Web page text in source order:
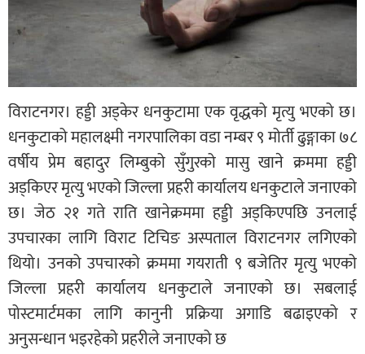
विराटनगर। हड्डी अड्केर धनकुटामा एक वृद्धको मृत्यु भएको छ।
धनकुटाको महालक्ष्मी नगरपालिका वडा नम्बर ९ मोर्ती ढुङ्गाका ७८
वर्षीय प्रेम बहादुर लिम्बुको सुँगुरको मासु खाने क्रममा हड्डी
अड्किएर मृत्यु भएको जिल्ला प्रहरी कार्यालय धनकुटाले जनाएको
छ। जेठ २१ गते राति खानेक्रममा हड्डी अड्किएपछि उनलाई
उपचारका लागि विराट टिचिङ अस्पताल विराटनगर लगिएको
थियो। उनको उपचारको क्रममा गयराती ९ बजेतिर मृत्यु भएको
जिल्ला प्रहरी कार्यालय धनकुटाले जनाएको छ। सबलाई
पोस्टमार्टमका लागि कानुनी प्रक्रिया अगाडि बढाइएको र
अनुसन्धान भइरहेको प्रहरीले जनाएको छ